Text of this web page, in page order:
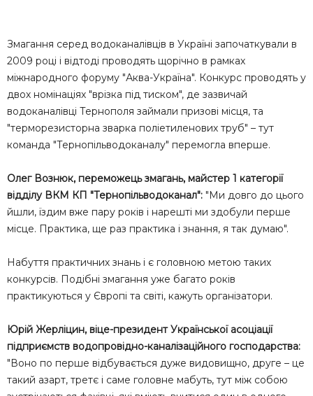
Змагання серед водоканалівців в Україні започаткували в
2009 році і відтоді проводять щорічно в рамках
міжнародного форуму "Аква-Україна". Конкурс проводять у
двох номінаціях "врізка під тиском", де зазвичай
водоканалівці Тернополя займали призові місця, та
"терморезисторна зварка поліетиленових труб" – тут
команда "Тернопільводоканалу" перемогла вперше.
Олег Вознюк, переможець змагань, майстер 1 категорії
відділу ВКМ КП "Тернопільводоканал": "Ми довго до цього
йшли, їздим вже пару років і нарешті ми здобули перше
місце. Практика, ще раз практика і знання, я так думаю".
Набуття практичних знань і є головною метою таких
конкурсів. Подібні змагання уже багато років
практикуються у Європі та світі, кажуть організатори.
Юрій Жерліцин, віце-президент Української асоціації
підприємств водопровідно-каналізаційного господарства:
"Воно по перше відбувається дуже видовищно, друге – це
такий азарт, третє і саме головне мабуть, тут між собою